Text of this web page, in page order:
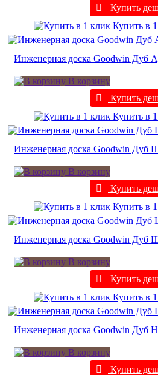
Купить
Купить в
Инженерная доска Goodwin Дуб
В корзину
Купить
Купить в
Инженерная доска Goodwin Дуб
В корзину
Купить
Купить в
Инженерная доска Goodwin Дуб
В корзину
Купить
Купить в
Инженерная доска Goodwin Дуб
В корзину
Купить